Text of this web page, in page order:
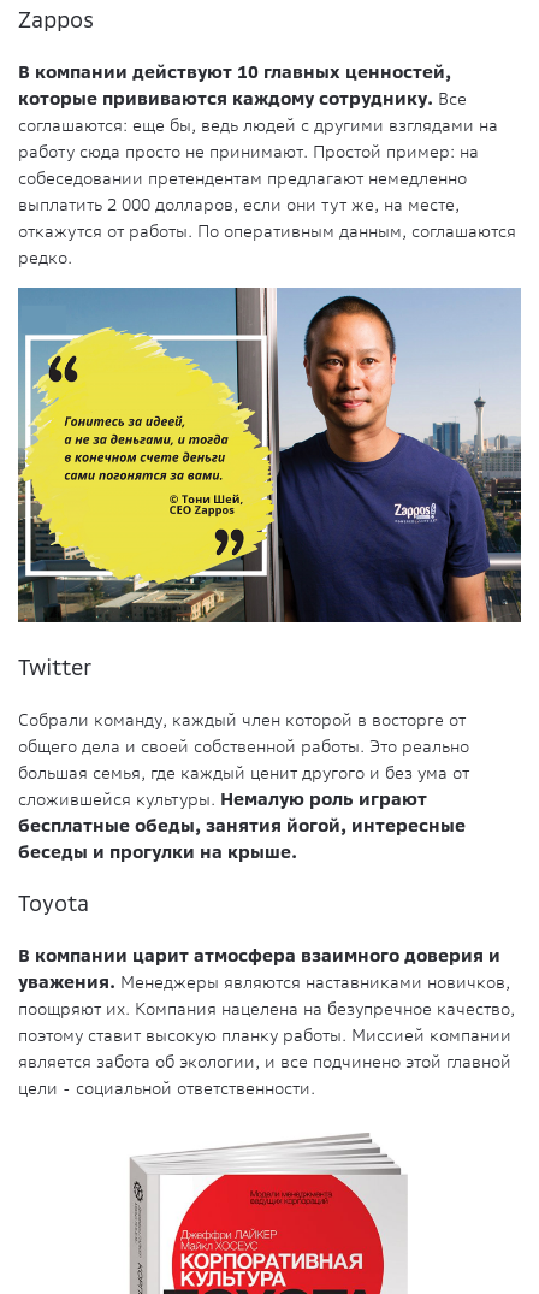
Zappos
В компании действуют 10 главных ценностей,
которые прививаются каждому сотруднику. Все
соглашаются: еще бы, ведь людей с другими взглядами на
работу сюда просто не принимают. Простой пример: на
собеседовании претендентам предлагают немедленно
выплатить 2 000 долларов, если они тут же, на месте,
откажутся от работы. По оперативным данным, соглашаются
редко.
Twitter
Собрали команду, каждый член которой в восторге от
общего дела и своей собственной работы. Это реально
большая семья, где каждый ценит другого и без ума от
сложившейся культуры. Немалую роль играют
бесплатные обеды, занятия йогой, интересные
беседы и прогулки на крыше.
Toyota
В компании царит атмосфера взаимного доверия и
уважения. Менеджеры являются наставниками новичков,
поощряют их. Компания нацелена на безупречное качество,
поэтому ставит высокую планку работы. Миссией компании
является забота об экологии, и все подчинено этой главной
цели - социальной ответственности.